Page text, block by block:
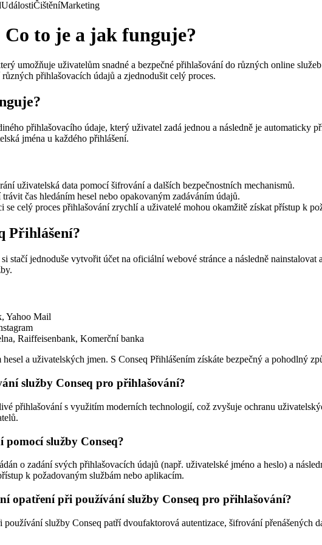
UdálostiČištěníMarketing
to je a jak funguje?
umožňuje uživatelům snadné a bezpečné přihlašování do různých online
přihlašovacích údajů a zjednodušit celý proces.
přihlašovacího údaje, který uživatel zadá jednou a následně je automaticky
jména u každého přihlášení.
uživatelská data pomocí šifrování a dalších bezpečnostních mechanismů.
čas hledáním hesel nebo opakovaným zadáváním údajů.
se celý proces přihlašování zrychlí a uživatelé mohou okamžitě získat přístup k
Přihlášení?
stačí jednoduše vytvořit účet na oficiální webové stránce a následně
Yahoo Mail
Raiffeisenbank, Komerční banka
a uživatelských jmen. S Conseq Přihlášením získáte bezpečný a pohodlný
služby Conseq pro přihlašování?
přihlašování s využitím moderních technologií, což zvyšuje ochranu
služby Conseq?
o zadání svých přihlašovacích údajů (např. uživatelské jméno a heslo) a
k požadovaným službám nebo aplikacím.
opatření při používání služby Conseq pro přihlašování?
používání služby Conseq patří dvoufaktorová autentizace, šifrování